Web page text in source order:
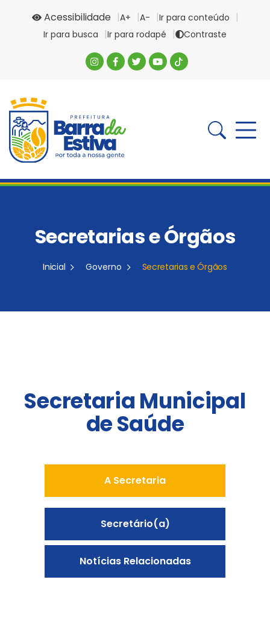
Acessibilidade A+ A-
Ir para conteúdo
Ir para busca
Ir para rodapé Contraste
Secretarias e Órgãos
Inicial Governo Secretarias e Órgãos
Secretaria Municipal
de Saúde
A Secretaria
Secretário(a)
Notícias Relacionadas